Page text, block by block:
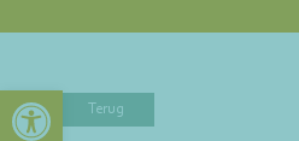
Toolbar openen